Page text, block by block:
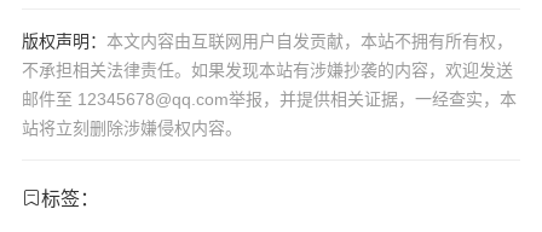
版权声明： 本文内容由互联网用户自发贡献，本站不拥有所有权，
不承担相关法律责任。如果发现本站有涉嫌抄袭的内容，欢迎发送
邮件至 12345678@qq.com举报，并提供相关证据，一经查实，本
站将立刻删除涉嫌侵权内容。
标签：